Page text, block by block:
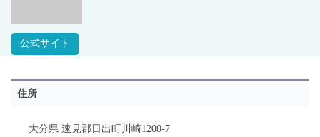
公式サイト
住所
大分県 速見郡日出町川崎1200-7